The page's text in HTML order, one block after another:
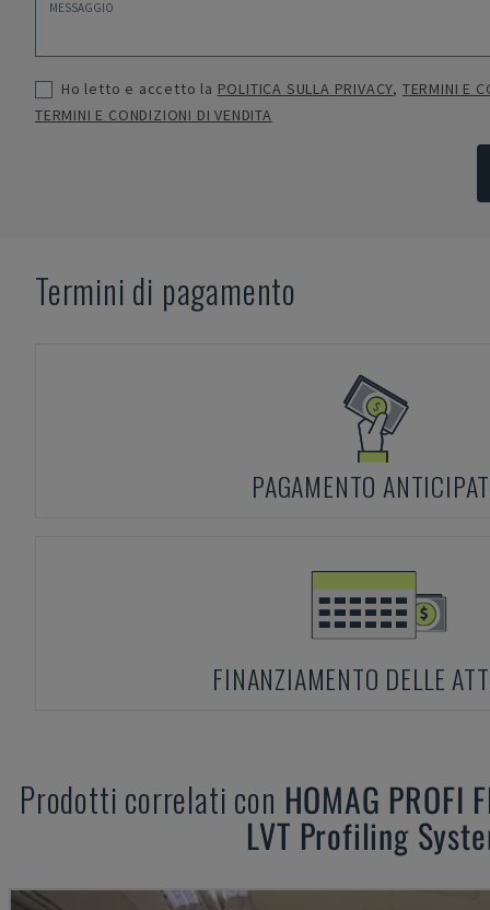
Ho letto e accetto la POLITICA SULLA PRIVACY, TERMINI E
TERMINI E CONDIZIONI DI VENDITA
Termini di pagamento
PAGAMENTO
FINANZIAMENTO DELLE
Prodotti correlati con HOMAG PROFI
LVT Profiling